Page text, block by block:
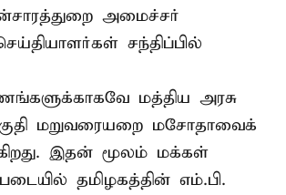
அமைச்சர்
சந்திப்பில்
மத்திய அரசு
மறுவரையறை மசோதாவைக்
இதன் மூலம் மக்கள்
தமிழகத்தின் எம்.பி.